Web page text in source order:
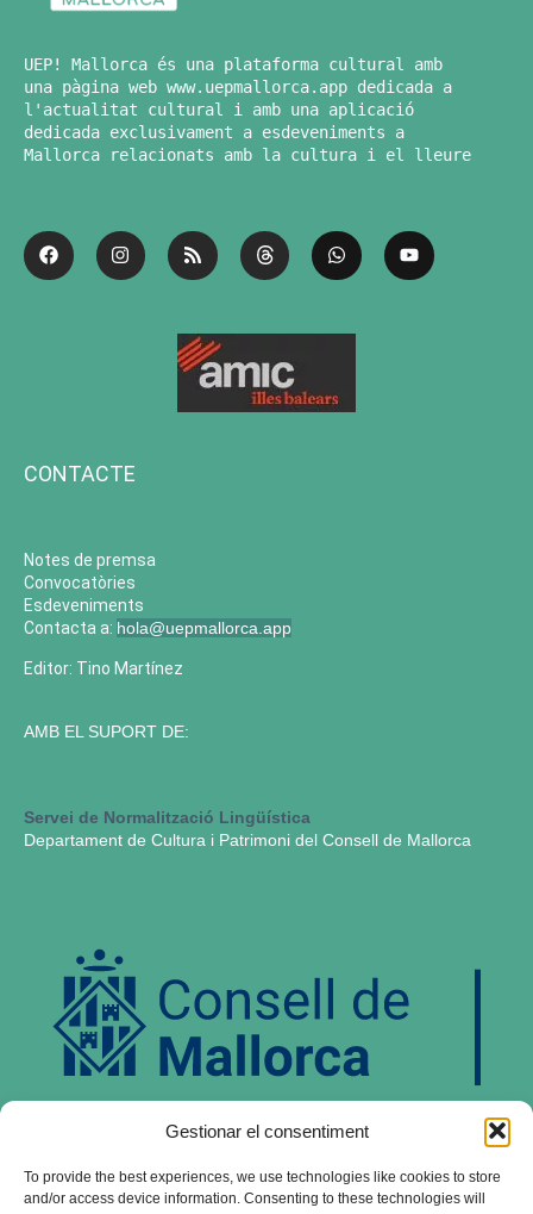
Gestionar el consentiment
To provide the best experiences, we use technologies like cookies to store
and/or access device information. Consenting to these technologies will
UEP! Mallorca és una plataforma cultural amb
una pàgina web www.uepmallorca.app dedicada a
l'actualitat cultural i amb una aplicació
dedicada exclusivament a esdeveniments a
Mallorca relacionats amb la cultura i el lleure
CONTACTE
Notes de premsa
Convocatòries
Esdeveniments
Contacta a: hola@uepmallorca.app
Editor: Tino Martínez
AMB EL SUPORT DE:
Servei de Normalització Lingüística
Departament de Cultura i Patrimoni del Consell de Mallorca
Govern de les Illes Balears